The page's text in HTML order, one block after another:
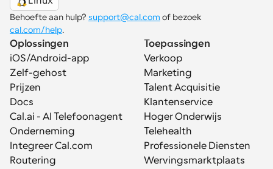
Behoefte aan hulp? support@cal.com
cal.com/help.
Oplossingen
iOS/Android-app
Zelf-gehost
Prijzen
Docs
Cal.ai - AI Telefoonagent
Onderneming
Integreer Cal.com
Routering
Toepassingen
Verkoop
Marketing
Talent Acquisitie
Klantenservice
Hoger Onderwijs
Telehealth
Professionele Diensten
Wervingsmarktplaats